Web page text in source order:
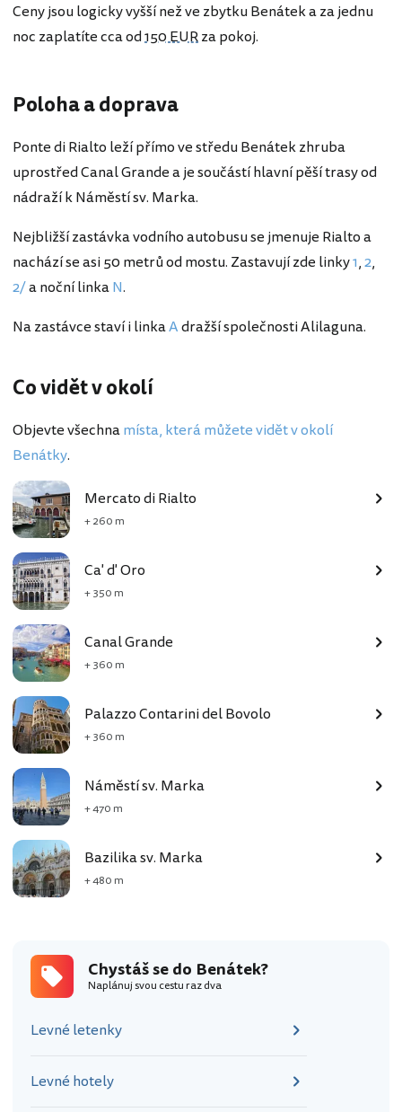
Ceny jsou logicky vyšší než ve zbytku Benátek a za jednu
noc zaplatíte cca od150 EURza pokoj.
Poloha a doprava
Ponte di Rialto leží přímo ve středu Benátek zhruba
uprostřed Canal Grande a je součástí hlavní pěší trasy od
nádraží k Náměstí sv. Marka.
Nejbližší zastávka vodního autobusu se jmenuje Rialto a
nachází se asi 50 metrů od mostu. Zastavují zde linky1,2,
2/a noční linkaN.
Na zastávce staví i linkaAdražší společnosti Alilaguna.
Co vidět v okolí
Objevte všechnamísta, která můžete vidět v okolí
Benátky.
Mercato di Rialto
+ 260 m
Ca' d' Oro
+ 350 m
Canal Grande
+ 360 m
Palazzo Contarini del Bovolo
+ 360 m
Náměstí sv. Marka
+ 470 m
Bazilika sv. Marka
+ 480 m
Chystáš se do Benátek?
Naplánuj svou cestu raz dva
Levné letenky
Levné hotely